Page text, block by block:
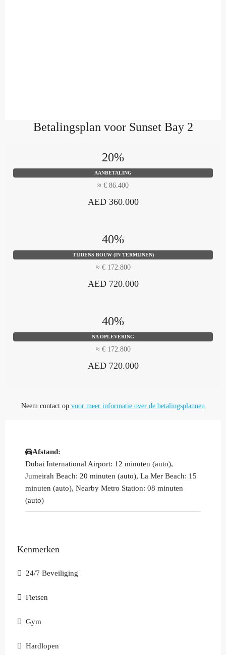
Betalingsplan voor Sunset Bay 2
20%
AANBETALING
≈ € 86.400
AED 360.000
40%
TIJDENS BOUW (IN TERMIJNEN)
≈ € 172.800
AED 720.000
40%
NA OPLEVERING
≈ € 172.800
AED 720.000
Neem contact op voor meer informatie over de betalingsplannen
Afstand:
Dubai International Airport: 12 minuten (auto),
Jumeirah Beach: 20 minuten (auto), La Mer Beach: 15
minuten (auto), Nearby Metro Station: 08 minuten
(auto)
Kenmerken
24/7 Beveiliging
Fietsen
Gym
Hardlopen